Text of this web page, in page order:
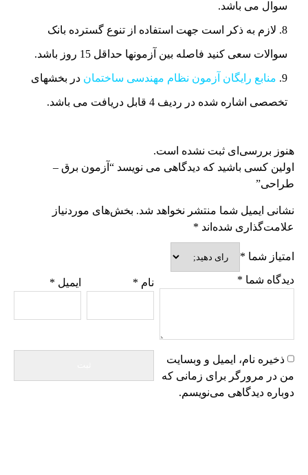
سوال می باشد.
لازم به ذکر است جهت استفاده از تنوع گسترده بانک
سوالات سعی کنید فاصله بین آزمونها حداقل 15 روز باشد.
منابع رایگان آزمون نظام مهندسی ساختمان در بخشهای
تخصصی اشاره شده در ردیف 4 قابل دریافت می باشد.
هنوز بررسی‌ای ثبت نشده است.
اولین کسی باشید که دیدگاهی می نویسد “آزمون برق –
طراحی”
نشانی ایمیل شما منتشر نخواهد شد. بخش‌های موردنیاز
علامت‌گذاری شده‌اند *
امتیاز شما *
دیدگاه شما * نام * ایمیل *
ذخیره نام، ایمیل و وبسایت
من در مرورگر برای زمانی که
دوباره دیدگاهی می‌نویسم.